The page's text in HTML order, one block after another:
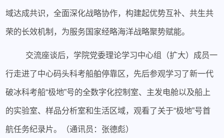
域达成共识，全面深化战略协作，构建起优势互补、共生共
荣的长效机制，为服务国家经略海洋战略聚势赋能。
交流座谈后，学院党委理论学习中心组（扩大）成员一
行走进了中心码头科考船舶停靠区，先后参观学习了新一代
破冰科考船“极地”号的全数字化控制室、主发电舱以及船上
的实验室、样品分析室和生活区域，观看了关于“极地”号首
航任务纪录片。（通讯员：张德彪）